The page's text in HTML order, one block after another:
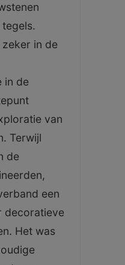
zeker in de
in de
van
Terwijl
de
een
decoratieve
Het was